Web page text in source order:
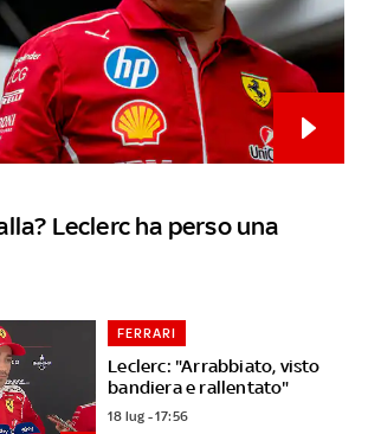
Leclerc ha perso una
Leclerc: "Arrabbiato, visto
bandiera e rallentato"
FERRARI
18 lug - 17:56